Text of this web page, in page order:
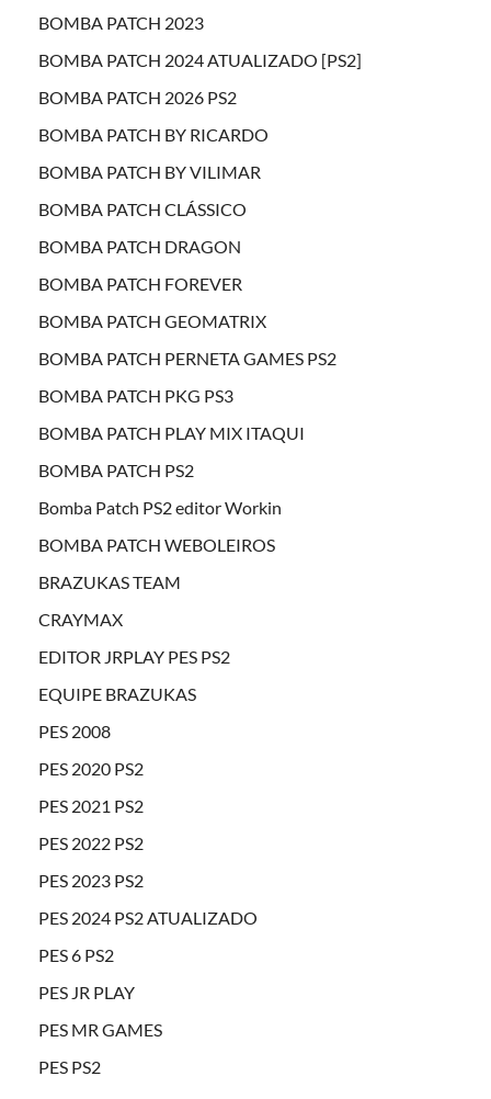
BOMBA PATCH 2023
BOMBA PATCH 2024 ATUALIZADO [PS2]
BOMBA PATCH 2026 PS2
BOMBA PATCH BY RICARDO
BOMBA PATCH BY VILIMAR
BOMBA PATCH CLÁSSICO
BOMBA PATCH DRAGON
BOMBA PATCH FOREVER
BOMBA PATCH GEOMATRIX
BOMBA PATCH PERNETA GAMES PS2
BOMBA PATCH PKG PS3
BOMBA PATCH PLAY MIX ITAQUI
BOMBA PATCH PS2
Bomba Patch PS2 editor Workin
BOMBA PATCH WEBOLEIROS
BRAZUKAS TEAM
CRAYMAX
EDITOR JRPLAY PES PS2
EQUIPE BRAZUKAS
PES 2008
PES 2020 PS2
PES 2021 PS2
PES 2022 PS2
PES 2023 PS2
PES 2024 PS2 ATUALIZADO
PES 6 PS2
PES JR PLAY
PES MR GAMES
PES PS2